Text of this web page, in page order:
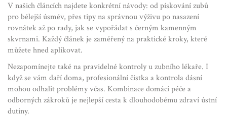
V našich článcích najdete konkrétní návody: od pískování zubů
pro bělejší úsměv, přes tipy na správnou výživu po nasazení
rovnátek až po rady, jak se vypořádat s černým kamenným
skvrnami. Každý článek je zaměřený na praktické kroky, které
můžete hned aplikovat.
Nezapomínejte také na pravidelné kontroly u zubního lékaře. I
když se vám daří doma, profesionální čistka a kontrola dásní
mohou odhalit problémy včas. Kombinace domácí péče a
odborných zákroků je nejlepší cesta k dlouhodobému zdraví ústní
dutiny.